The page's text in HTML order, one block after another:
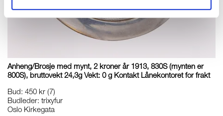
Anheng/Brosje med mynt, 2 kroner år 1913, 830S (mynten er
800S), bruttovekt 24,3g Vekt: 0 g Kontakt Lånekontoret for frakt
Bud: 450 kr (7)
Budleder: trixyfur
Oslo Kirkegata